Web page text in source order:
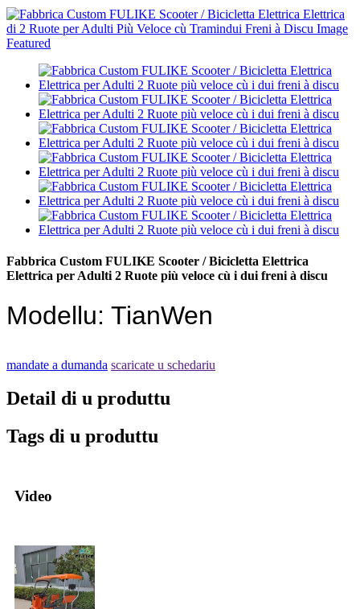
Fabbrica Custom FULIKE Scooter / Bicicletta Elettrica
Elettrica per Adulti 2 Ruote più veloce cù i dui freni à discu
Modellu: TianWen
mandate a dumanda scaricate u schedariu
Detail di u produttu
Tags di u produttu
Video